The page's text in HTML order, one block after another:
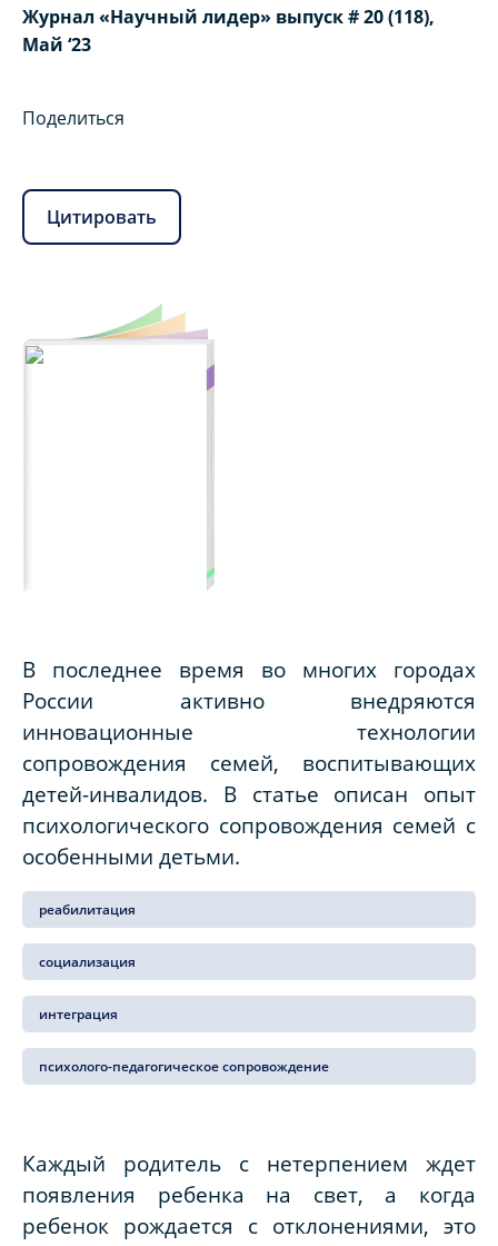
Журнал «Научный лидер» выпуск # 20 (118),
Май ‘23
Поделиться
Цитировать
В последнее время во многих городах
России активно внедряются
инновационные технологии
сопровождения семей, воспитывающих
детей-инвалидов. В статье описан опыт
психологического сопровождения семей с
особенными детьми.
реабилитация
социализация
интеграция
психолого-педагогическое сопровождение
Каждый родитель с нетерпением ждет
появления ребенка на свет, а когда
ребенок рождается с отклонениями, это